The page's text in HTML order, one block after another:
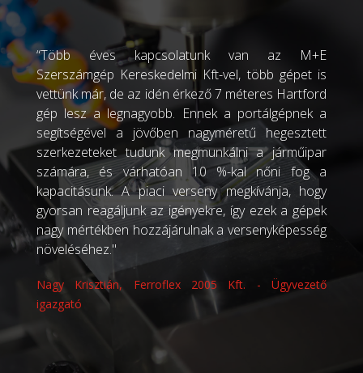
“Több éves kapcsolatunk van az M+E
Szerszámgép Kereskedelmi Kft-vel, több gépet is
vettünk már, de az idén érkező 7 méteres Hartford
gép lesz a legnagyobb. Ennek a portálgépnek a
segítségével a jövőben nagyméretű hegesztett
szerkezeteket tudunk megmunkálni a járműipar
számára, és várhatóan 10 %-kal nőni fog a
kapacitásunk. A piaci verseny megkívánja, hogy
gyorsan reagáljunk az igényekre, így ezek a gépek
nagy mértékben hozzájárulnak a versenyképesség
növeléséhez."
Nagy Krisztián, Ferroflex 2005 Kft. - Ügyvezető
igazgató